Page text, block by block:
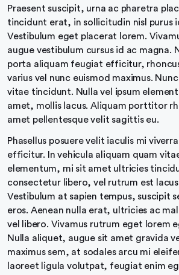
Praesent suscipit, urna ac pharetra
tincidunt erat, in sollicitudin nisl purus
Vestibulum eget placerat lorem.
augue vestibulum cursus id ac magna.
porta aliquam feugiat efficitur,
varius vel nunc euismod maximus.
vitae tincidunt. Nulla vel ipsum
amet, mollis lacus. Aliquam porttitor
amet pellentesque velit sagittis eu.
Phasellus posuere velit iaculis mi
efficitur. In vehicula aliquam quam
elementum, mi sit amet ultricies
consectetur libero, vel rutrum est
Vestibulum at sapien tempus, suscipit
eros. Aenean nulla erat, ultricies ac
vel libero. Vivamus rutrum eget lorem
Nulla aliquet, augue sit amet gravida
maximus sem, at sodales arcu mi
laoreet ligula volutpat, feugiat enim